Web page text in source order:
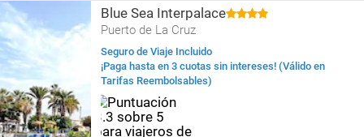
Blue Sea Interpalace
Puerto de La Cruz
Seguro de Viaje Incluido
¡Paga hasta en 3 cuotas sin intereses! (Válido en
Tarifas Reembolsables)